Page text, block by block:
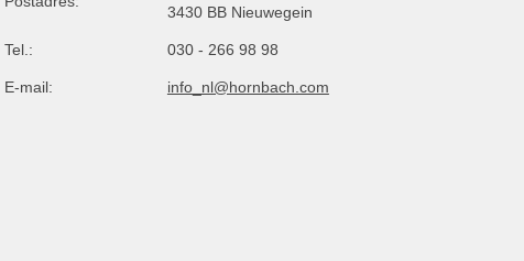
3430 BB Nieuwegein
Tel.: 030 - 266 98 98
E-mail: info_nl@hornbach.com